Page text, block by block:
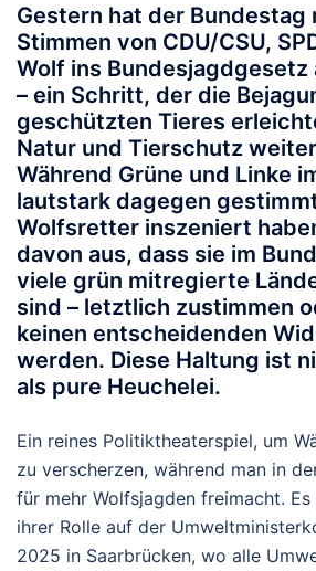
Gestern hat der Bundestag
Stimmen von CDU/CSU,
Wolf ins Bundesjagdgesetz
– ein Schritt, der die
geschützten Tieres
Natur und Tierschutz
Während Grüne und Linke
lautstark dagegen
Wolfsretter inszeniert
davon aus, dass sie im
viele grün mitregierte
sind – letztlich zustimmen
keinen entscheidenden
werden. Diese Haltung ist
als pure Heuchelei.
Ein reines Politiktheaterspiel, um
zu verscherzen, während man in
für mehr Wolfsjagden freimacht.
ihrer Rolle auf der
2025 in Saarbrücken, wo alle